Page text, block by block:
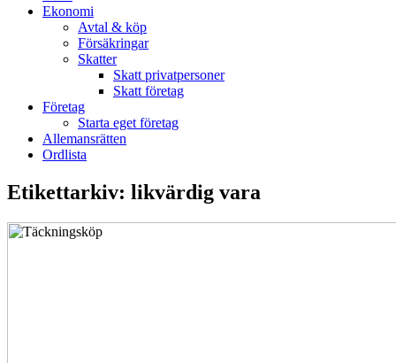
Ekonomi
Avtal & köp
Försäkringar
Skatter
Skatt privatpersoner
Skatt företag
Företag
Starta eget företag
Allemansrätten
Ordlista
Etikettarkiv: likvärdig vara